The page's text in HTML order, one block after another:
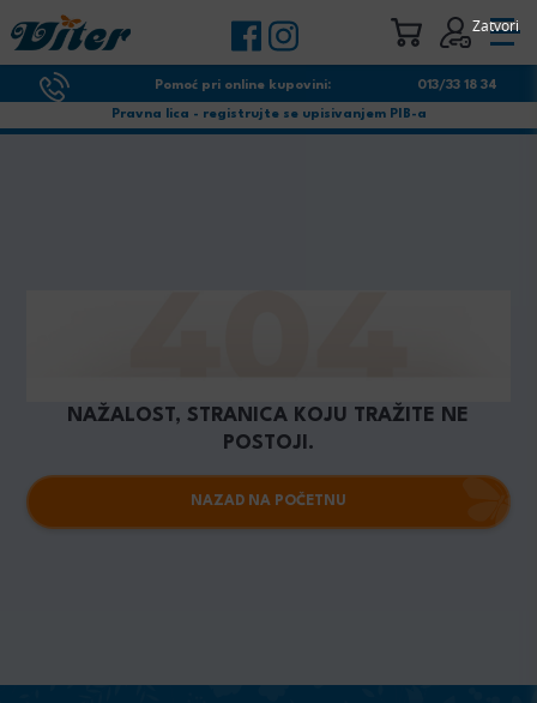
Pomoć pri online kupovini: 013/33 18 34
Pravna lica - registrujte se upisivanjem PIB-a
NAŽALOST, STRANICA KOJU TRAŽITE NE
POSTOJI.
NAZAD NA POČETNU
Zatvori